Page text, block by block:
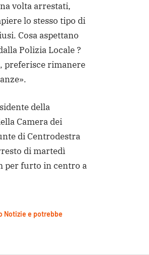
volta arrestati,
lo stesso tipo di
Cosa aspettano
Polizia Locale ?
preferisce rimanere
della
Camera dei
di Centrodestra
di martedì
per furto in centro a
Notizie e potrebbe